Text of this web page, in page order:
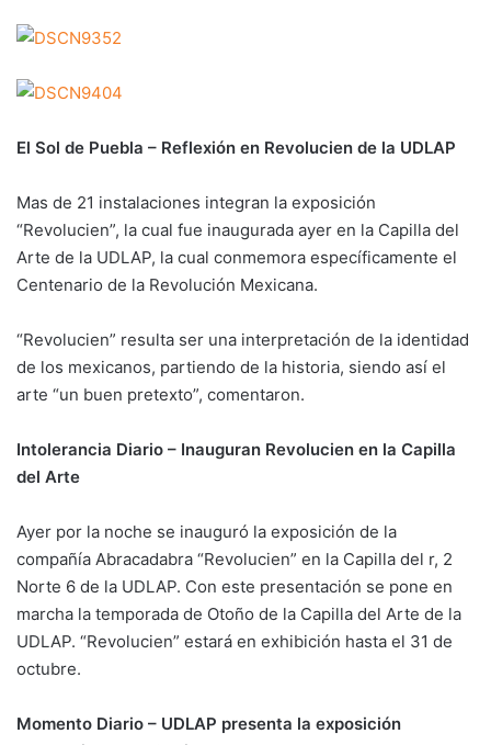
El Sol de Puebla – Reflexión en Revolucien de la UDLAP
Mas de 21 instalaciones integran la exposición
“Revolucien”, la cual fue inaugurada ayer en la Capilla del
Arte de la UDLAP, la cual conmemora específicamente el
Centenario de la Revolución Mexicana.
“Revolucien” resulta ser una interpretación de la identidad
de los mexicanos, partiendo de la historia, siendo así el
arte “un buen pretexto”, comentaron.
Intolerancia Diario – Inauguran Revolucien en la Capilla
del Arte
Ayer por la noche se inauguró la exposición de la
compañía Abracadabra “Revolucien” en la Capilla del r, 2
Norte 6 de la UDLAP. Con este presentación se pone en
marcha la temporada de Otoño de la Capilla del Arte de la
UDLAP. “Revolucien” estará en exhibición hasta el 31 de
octubre.
Momento Diario – UDLAP presenta la exposición